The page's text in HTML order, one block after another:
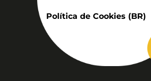
Política de Cookies (BR)